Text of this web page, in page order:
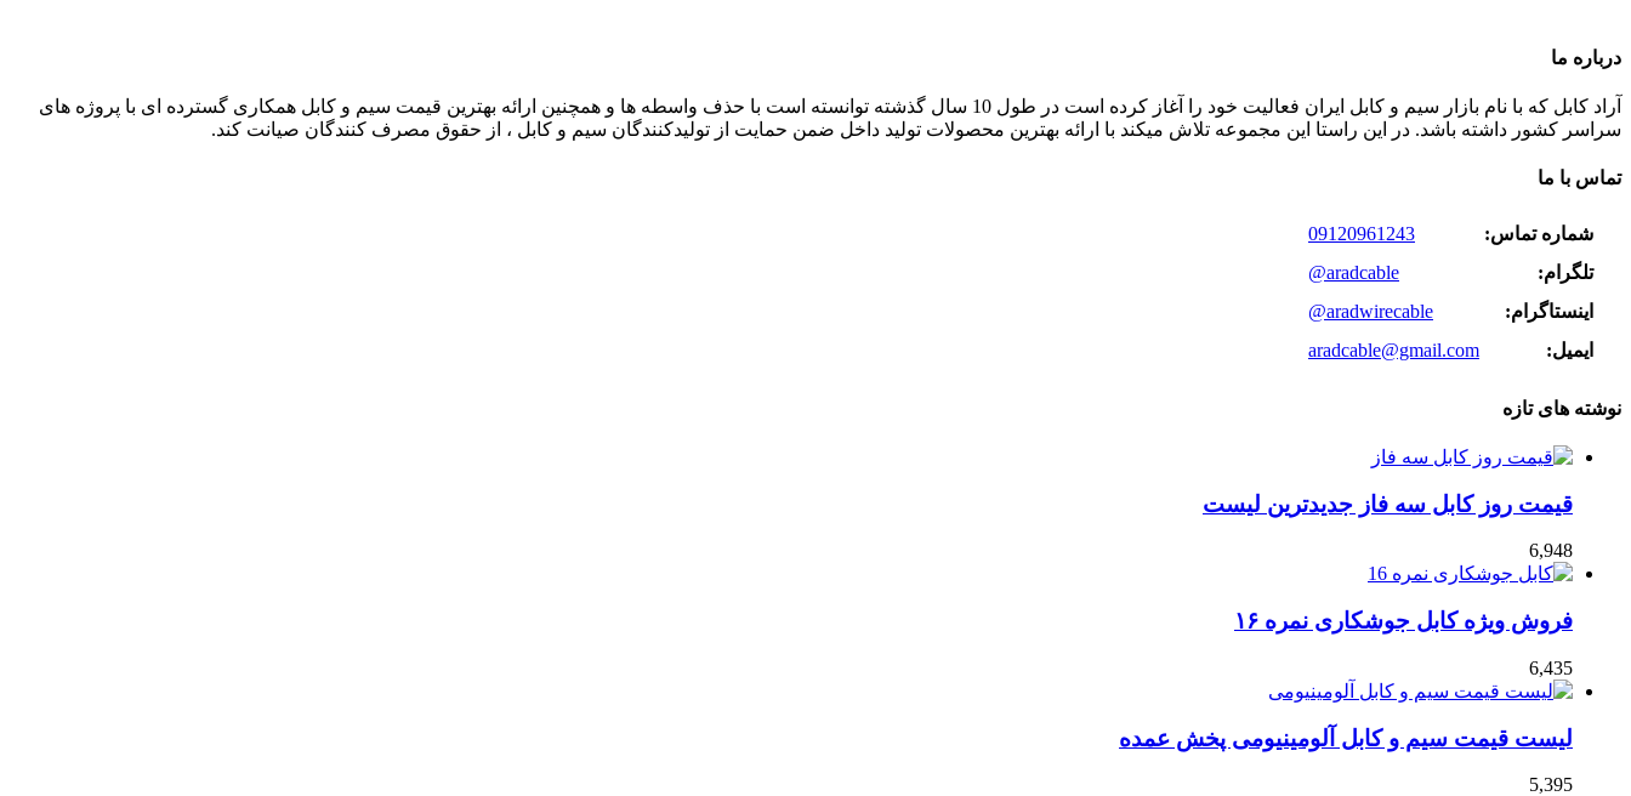
درباره ما
آراد کابل که با نام بازار سیم و کابل ایران فعالیت خود را آغاز کرده است در طول 10 سال گذشته توانسته است با حذف واسطه ها و همچنین ارائه بهترین قیمت سیم و کابل همکاری گسترده ای با پروژه های
سراسر کشور داشته باشد. در این راستا این مجموعه تلاش میکند با ارائه بهترین محصولات تولید داخل ضمن حمایت از تولیدکنندگان سیم و کابل ، از حقوق مصرف کنندگان صیانت کند.
تماس با ما
شماره تماس:
09120961243
تلگرام:
@aradcable
اینستاگرام:
@aradwirecable
ایمیل:
aradcable@gmail.com
نوشته های تازه
قیمت روز کابل سه فاز جدیدترین لیست
6,948
فروش ویژه کابل جوشکاری نمره ۱۶
6,435
لیست قیمت سیم و کابل آلومینیومی پخش عمده
5,395